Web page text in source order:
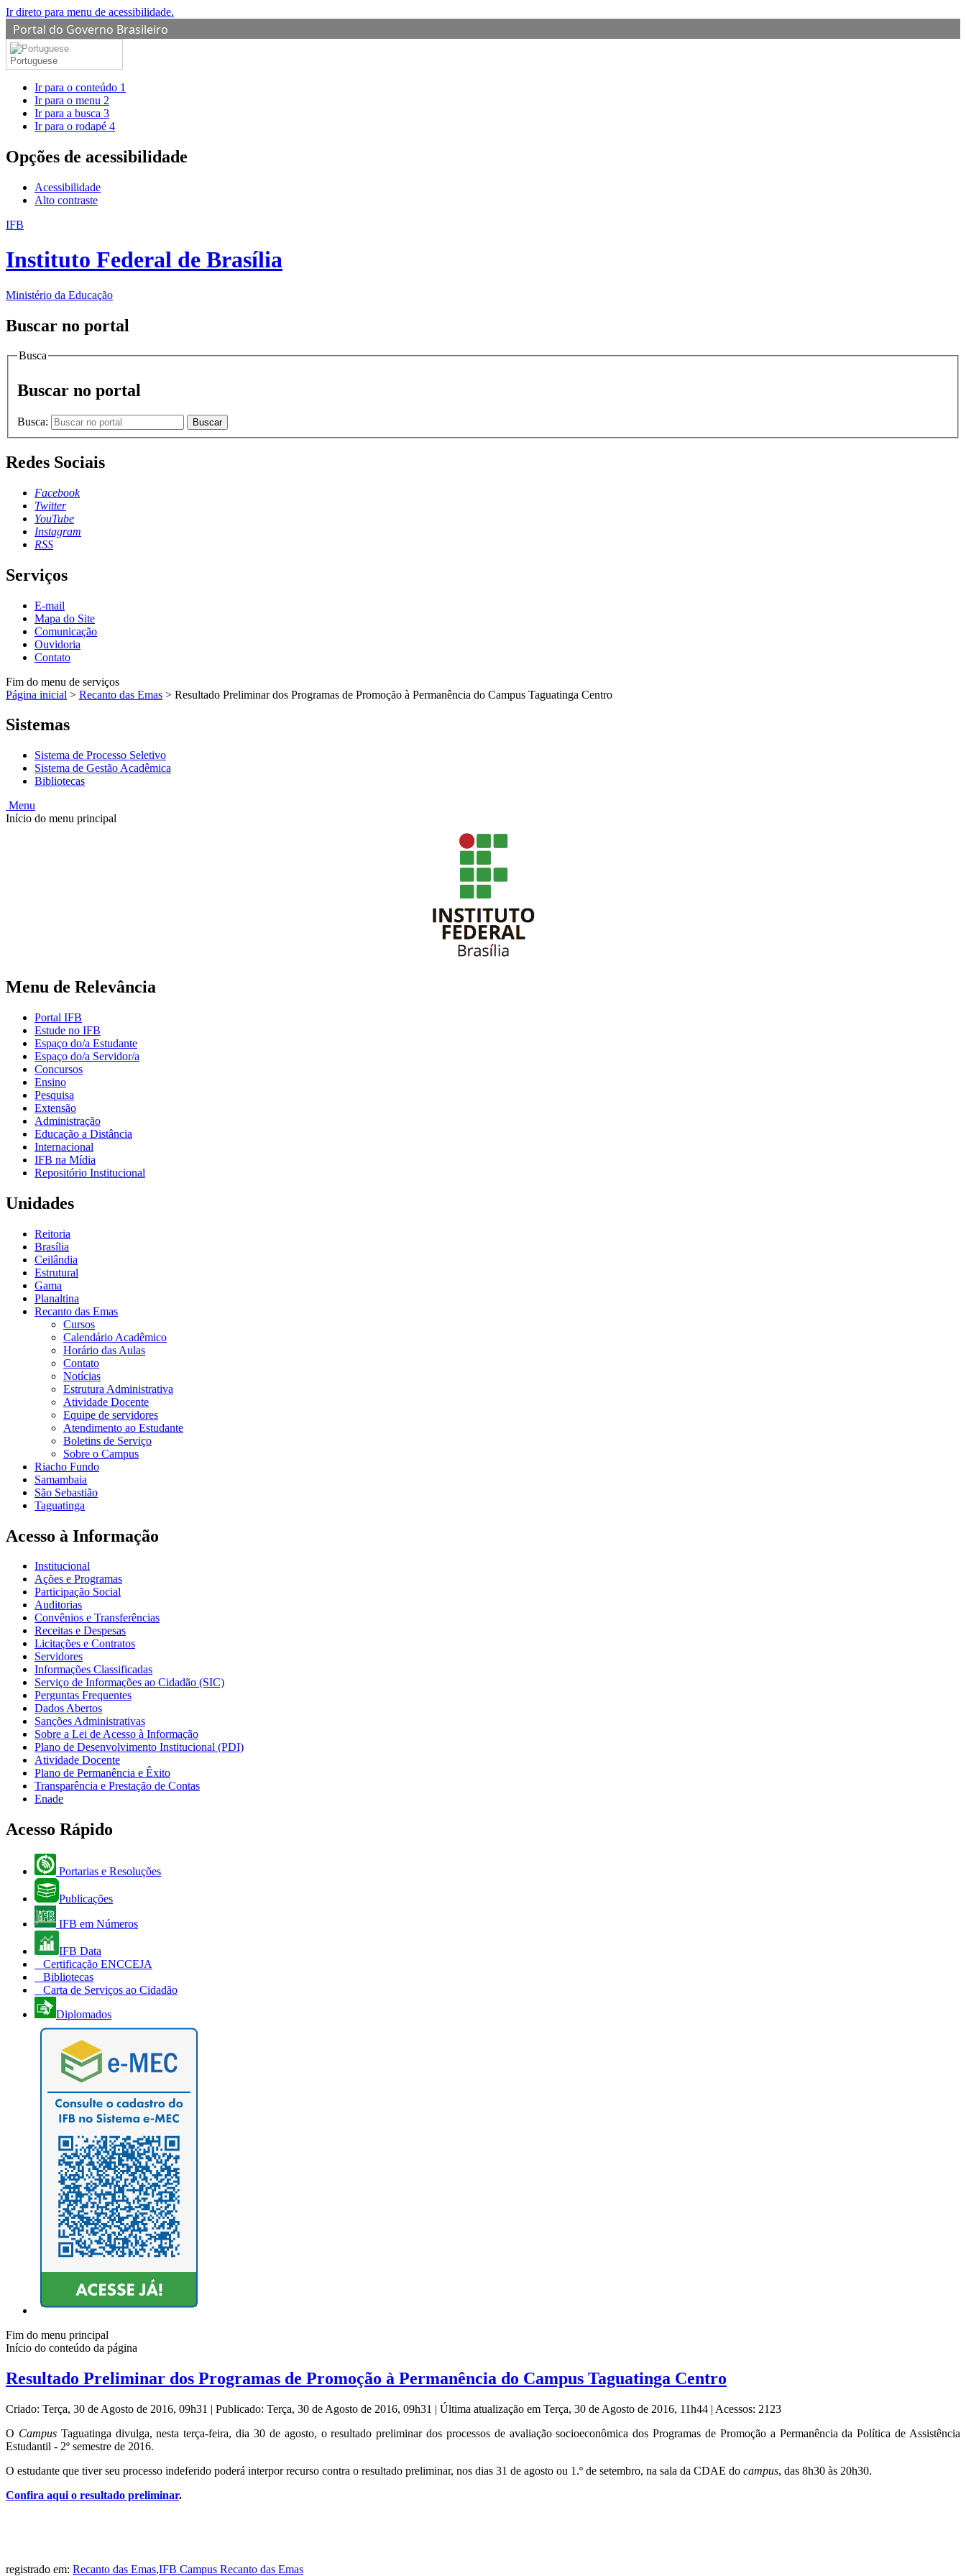
Ir direto para menu de acessibilidade.
Portal do Governo Brasileiro
Portuguese
Ir para o conteúdo 1
Ir para o menu 2
Ir para a busca 3
Ir para o rodapé 4
Opções de acessibilidade
Acessibilidade
Alto contraste
IFB
Instituto Federal de Brasília
Ministério da Educação
Buscar no portal
Busca
Buscar no portal
Busca: Buscar
Redes Sociais
Facebook
Twitter
YouTube
Instagram
RSS
Serviços
E-mail
Mapa do Site
Comunicação
Ouvidoria
Contato
Fim do menu de serviços
Página inicial > Recanto das Emas > Resultado Preliminar dos Programas de Promoção à Permanência do Campus Taguatinga Centro
Sistemas
Sistema de Processo Seletivo
Sistema de Gestão Acadêmica
Bibliotecas
Menu
Início do menu principal
Menu de Relevância
Portal IFB
Estude no IFB
Espaço do/a Estudante
Espaço do/a Servidor/a
Concursos
Ensino
Pesquisa
Extensão
Administração
Educação a Distância
Internacional
IFB na Mídia
Repositório Institucional
Unidades
Reitoria
Brasília
Ceilândia
Estrutural
Gama
Planaltina
Recanto das Emas
Cursos
Calendário Acadêmico
Horário das Aulas
Contato
Notícias
Estrutura Administrativa
Atividade Docente
Equipe de servidores
Atendimento ao Estudante
Boletins de Serviço
Sobre o Campus
Riacho Fundo
Samambaia
São Sebastião
Taguatinga
Acesso à Informação
Institucional
Ações e Programas
Participação Social
Auditorias
Convênios e Transferências
Receitas e Despesas
Licitações e Contratos
Servidores
Informações Classificadas
Serviço de Informações ao Cidadão (SIC)
Perguntas Frequentes
Dados Abertos
Sanções Administrativas
Sobre a Lei de Acesso à Informação
Plano de Desenvolvimento Institucional (PDI)
Atividade Docente
Plano de Permanência e Êxito
Transparência e Prestação de Contas
Enade
Acesso Rápido
Portarias e Resoluções
Publicações
IFB em Números
IFB Data
Certificação ENCCEJA
Bibliotecas
Carta de Serviços ao Cidadão
Diplomados
Fim do menu principal
Início do conteúdo da página
Resultado Preliminar dos Programas de Promoção à Permanência do Campus Taguatinga Centro
Criado: Terça, 30 de Agosto de 2016, 09h31 | Publicado: Terça, 30 de Agosto de 2016, 09h31 | Última atualização em Terça, 30 de Agosto de 2016, 11h44 | Acessos: 2123
O CampusTaguatinga divulga, nesta terça-feira, dia 30 de agosto, o resultado preliminar dos processos de avaliação socioeconômica dos Programas de Promoção a Permanência da Política de Assistência
Estudantil - 2º semestre de 2016.
O estudante que tiver seu processo indeferido poderá interpor recurso contra o resultado preliminar, nos dias 31 de agosto ou 1.º de setembro, na sala da CDAE do campus, das 8h30 às 20h30.
Confira aqui o resultado preliminar.
registrado em: Recanto das Emas,IFB Campus Recanto das Emas